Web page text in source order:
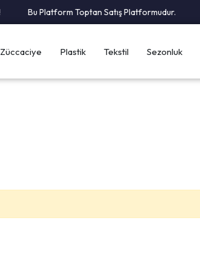
Bu Platform Toptan Satış Platformudur.
Züccaciye Plastik Tekstil Sezonluk